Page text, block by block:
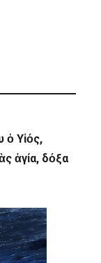
ὁ Υἱός,
ἁγία, δόξα